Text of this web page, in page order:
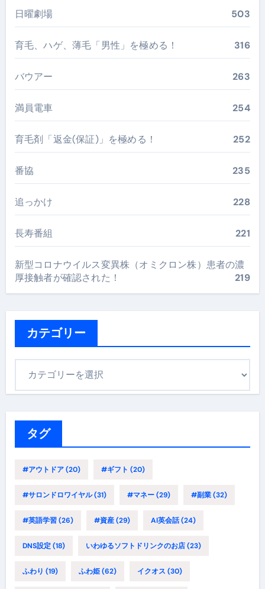
日曜劇場 503
育毛、ハゲ、薄毛「男性」を極める！ 316
バウアー 263
満員電車 254
育毛剤「返金(保証)」を極める！ 252
番協 235
追っかけ 228
長寿番組 221
新型コロナウイルス変異株（オミクロン株）患者の濃
厚接触者が確認された！
219
カテゴリー
タグ
#アウトドア(20) #ギフト (20)
#サロンドロワイヤル(31) #マネー(29) #副業(32)
#英語学習(26) #資産(29) AI英会話(24)
DNS設定(18) いわゆるソフトドリンクのお店(23)
ふわり (19) ふわ姫(62) イクオス (30)